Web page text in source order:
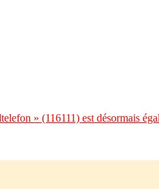
» (116111) est désormais